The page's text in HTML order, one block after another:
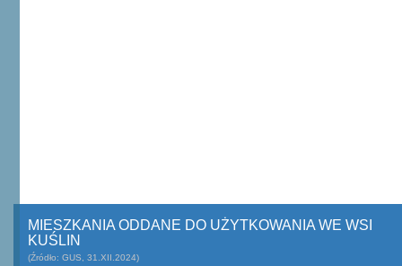
MIESZKANIA ODDANE DO UŻYTKOWANIA WE WSI
KUŚLIN
(Źródło: GUS, 31.XII.2024)